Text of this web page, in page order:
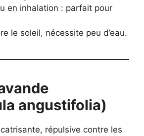
en inhalation : parfait pour
le soleil, nécessite peu d’eau.
angustifolia)
répulsive contre les